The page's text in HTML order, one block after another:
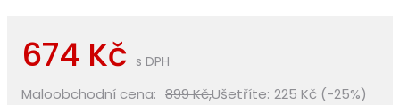
674 Kč s DPH
Maloobchodní cena: 899 Kč,Ušetříte: 225 Kč (-25%)